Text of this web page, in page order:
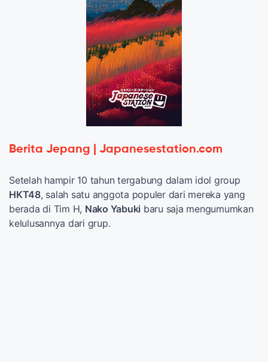
Berita Jepang | Japanesestation.com
Setelah hampir 10 tahun tergabung dalam idol group
HKT48, salah satu anggota populer dari mereka yang
berada di Tim H, Nako Yabuki baru saja mengumumkan
kelulusannya dari grup.